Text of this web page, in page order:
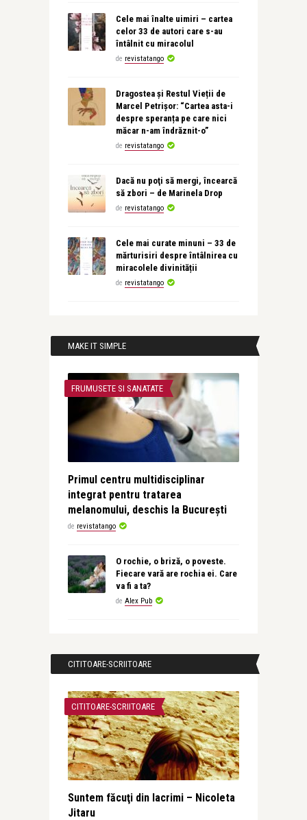
Cele mai înalte uimiri – cartea
celor 33 de autori care s-au
întâlnit cu miracolul
de revistatango
Dragostea și Restul Vieții de
Marcel Petrișor: “Cartea asta-i
despre speranța pe care nici
măcar n-am îndrăznit-o”
de revistatango
Dacă nu poţi să mergi, încearcă
să zbori – de Marinela Drop
de revistatango
Cele mai curate minuni – 33 de
mărturisiri despre întâlnirea cu
miracolele divinității
de revistatango
MAKE IT SIMPLE
FRUMUSETE SI SANATATE
Primul centru multidisciplinar
integrat pentru tratarea
melanomului, deschis la București
de revistatango
O rochie, o briză, o poveste.
Fiecare vară are rochia ei. Care
va fi a ta?
de Alex Pub
CITITOARE-SCRIITOARE
CITITOARE-SCRIITOARE
Suntem făcuţi din lacrimi – Nicoleta
Jitaru